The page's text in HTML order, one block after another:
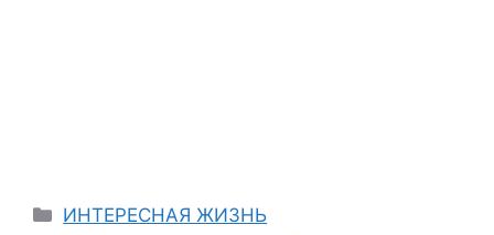
Categories
ИНТЕРЕСНАЯ ЖИЗНЬ